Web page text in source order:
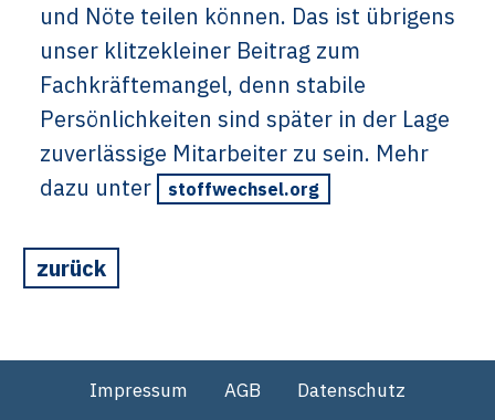
und Nöte teilen können. Das ist übrigens
unser klitzekleiner Beitrag zum
Fachkräftemangel, denn stabile
Persönlichkeiten sind später in der Lage
zuverlässige Mitarbeiter zu sein. Mehr
dazu unter
stoffwechsel.org
zurück
Impressum AGB Datenschutz